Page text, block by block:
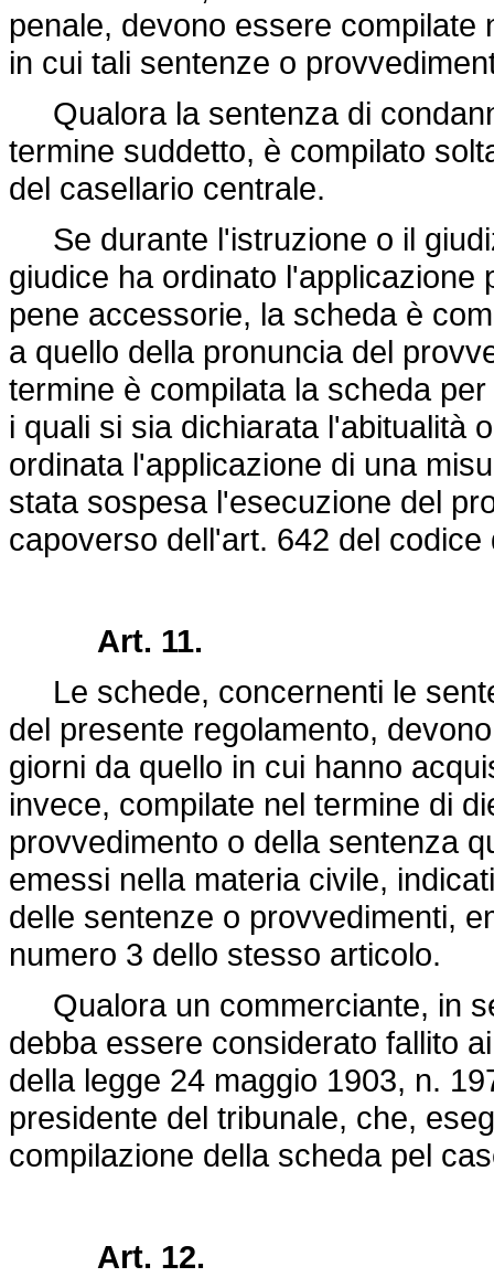
penale, devono essere compilate
in cui tali sentenze o
Qualora la sentenza di
termine suddetto, è compilato
del casellario centrale.
Se durante l'istruzione o il
giudice ha ordinato
pene accessorie, la scheda è
a quello della pronuncia del
termine è compilata la scheda
i quali si sia dichiarata l'abitualità
ordinata l'applicazione di una
stata sospesa l'esecuzione del
capoverso dell'art. 642 del
Art. 11.
Le schede, concernenti le
del presente regolamento,
giorni da quello in cui hanno
invece, compilate nel termine di
provvedimento o della sentenza
emessi nella materia civile,
delle sentenze o provvedimenti,
numero 3 dello stesso articolo.
Qualora un commerciante, in
debba essere considerato fallito
della legge 24 maggio 1903, n.
presidente del tribunale, che,
compilazione della scheda pel
Art. 12.